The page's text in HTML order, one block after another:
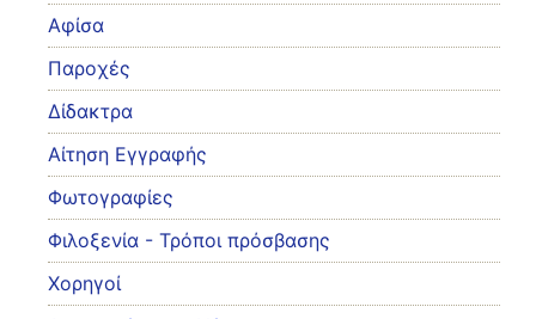
Αφίσα
Παροχές
Δίδακτρα
Αίτηση Εγγραφής
Φωτογραφίες
Φιλοξενία - Τρόποι πρόσβασης
Χορηγοί